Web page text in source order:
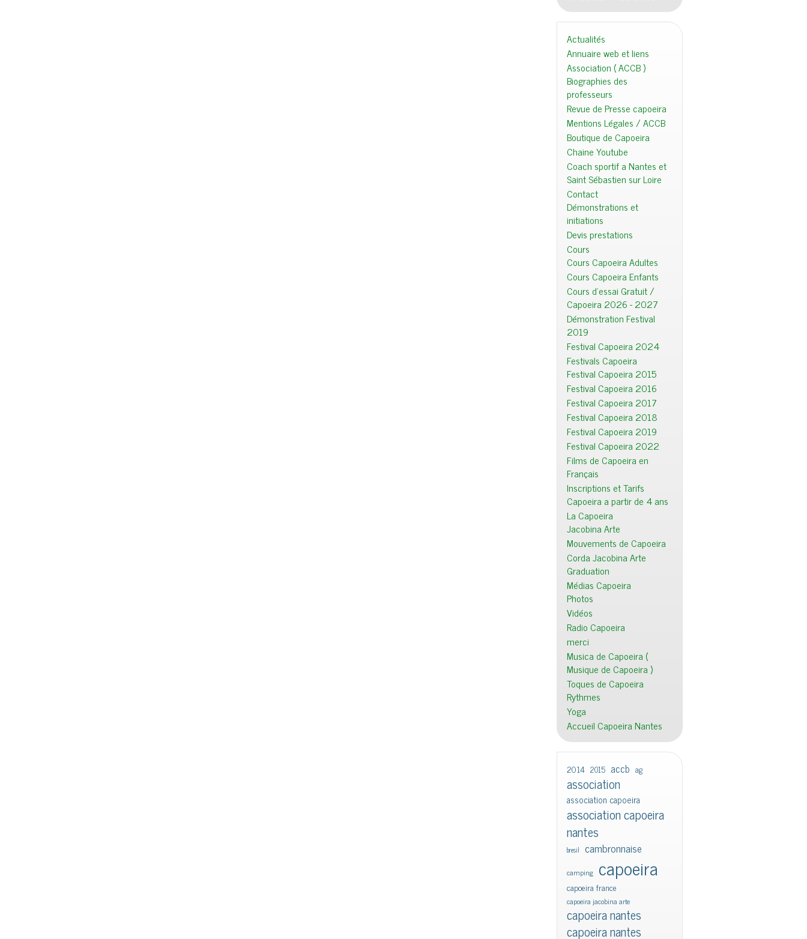
Actualités
Annuaire web et liens
Association ( ACCB )
Biographies des
professeurs
Revue de Presse capoeira
Mentions Légales / ACCB
Boutique de Capoeira
Chaine Youtube
Coach sportif a Nantes et
Saint Sébastien sur Loire
Contact
Démonstrations et
initiations
Devis prestations
Cours
Cours Capoeira Adultes
Cours Capoeira Enfants
Cours d'essai Gratuit /
Capoeira 2026 - 2027
Démonstration Festival
2019
Festival Capoeira 2024
Festivals Capoeira
Festival Capoeira 2015
Festival Capoeira 2016
Festival Capoeira 2017
Festival Capoeira 2018
Festival Capoeira 2019
Festival Capoeira 2022
Films de Capoeira en
Français
Inscriptions et Tarifs
Capoeira a partir de 4 ans
La Capoeira
Jacobina Arte
Mouvements de Capoeira
Corda Jacobina Arte
Graduation
Médias Capoeira
Photos
Vidéos
Radio Capoeira
merci
Musica de Capoeira (
Musique de Capoeira )
Toques de Capoeira
Rythmes
Yoga
Accueil Capoeira Nantes
2014 2015 accb ag
association
association capoeira
association capoeira
nantes
bresil cambronnaise
camping capoeira
capoeira france
capoeira jacobina arte
capoeira nantes
capoeira nantes